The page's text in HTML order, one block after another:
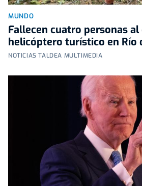
MUNDO
Fallecen cuatro personas
helicóptero turístico en Río
NOTICIAS TALDEA MULTIMEDIA